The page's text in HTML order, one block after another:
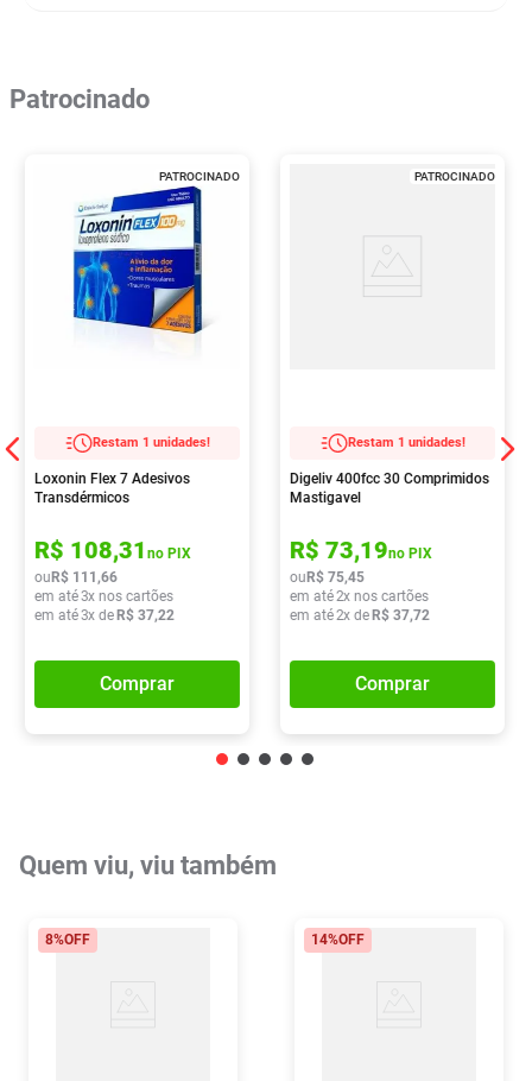
Patrocinado
PATROCINADO
Restam 1 unidades!
Loxonin Flex 7 Adesivos
Transdérmicos
R$ 108,31 no PIX
ou R$ 111 ,66
em até3x nos cartões
em até3x de R$ 37,22
Comprar
PATROCINADO
Restam 1 unidades!
Digeliv 400fcc 30 Comprimidos
Mastigavel
R$ 73,19no PIX
ou R$ 75,45
em até2x nos cartões
em até2x de R$ 37,72
Comprar
Quem viu, viu também
8%OFF 14%OFF